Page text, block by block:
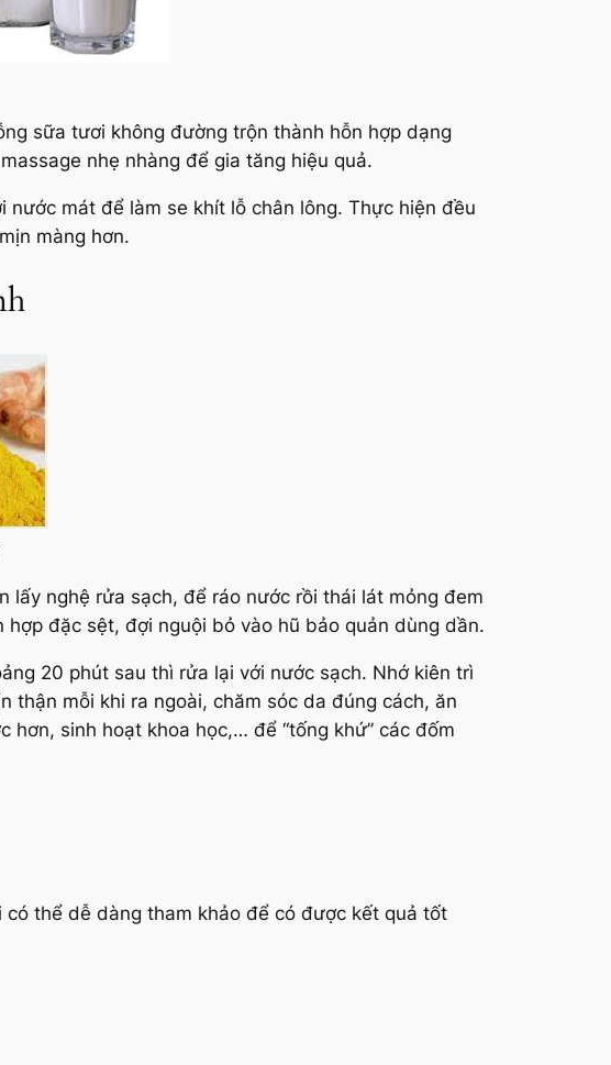
sữa tươi không đường trộn thành hỗn hợp dạng
nhẹ nhàng để gia tăng hiệu quả.
mát để làm se khít lỗ chân lông. Thực hiện đều
màng hơn.
nghệ rửa sạch, để ráo nước rồi thái lát mỏng đem
đặc sệt, đợi nguội bỏ vào hũ bảo quản dùng dần.
20 phút sau thì rửa lại với nước sạch. Nhớ kiên trì
thận mỗi khi ra ngoài, chăm sóc da đúng cách, ăn
hơn, sinh hoạt khoa học,… để “tống khứ” các đốm
thể dễ dàng tham khảo để có được kết quả tốt